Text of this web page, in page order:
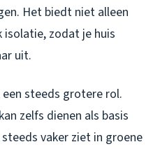
Het biedt niet alleen
zodat je huis
uit.
steeds grotere rol.
zelfs dienen als basis
vaker ziet in groene